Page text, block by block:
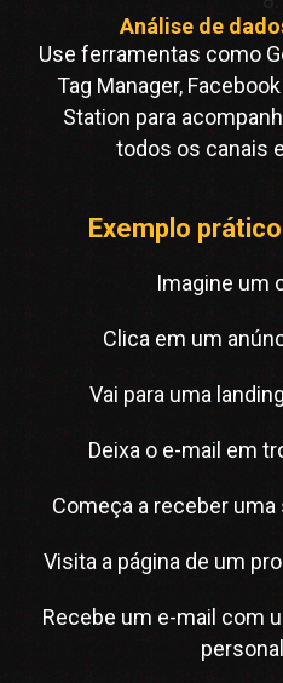
Análise de
Use ferramentas como
Tag Manager,
Station para
todos os canais
Exemplo
Imagine um
Clica em um
Vai para uma
Deixa o e-mail em
Começa a receber
Visita a página de um
Recebe um e-mail com